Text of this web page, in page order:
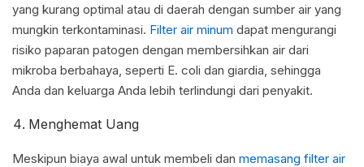
yang kurang optimal atau di daerah dengan sumber air yang
mungkin terkontaminasi. Filter air minum dapat mengurangi
risiko paparan patogen dengan membersihkan air dari
mikroba berbahaya, seperti E. coli dan giardia, sehingga
Anda dan keluarga Anda lebih terlindungi dari penyakit.
Menghemat Uang
Meskipun biaya awal untuk membeli dan memasang filter air